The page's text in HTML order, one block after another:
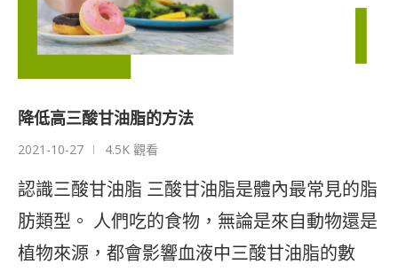
降低高三酸甘油脂的方法
2021-10-27 4.5K 觀看
認識三酸甘油脂 三酸甘油脂是體內最常見的脂
肪類型。 人們吃的食物，無論是來自動物還是
植物來源，都會影響血液中三酸甘油脂的數